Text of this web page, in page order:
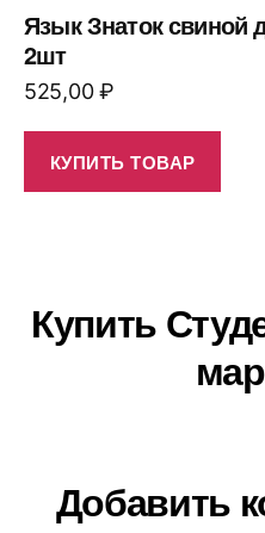
Язык Знаток свиной
2шт
525,00₽
КУПИТЬ ТОВАР
Купить
Добавить